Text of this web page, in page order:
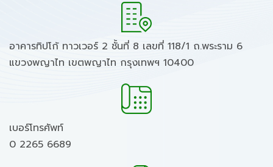
อาคารทิปโก้ ทาวเวอร์ 2 ชั้นที่ 8 เลขที่ 118/1 ถ.พระราม 6
แขวงพญาไท เขตพญาไท กรุงเทพฯ 10400
เบอร์โทรศัพท์
0 2265 6689